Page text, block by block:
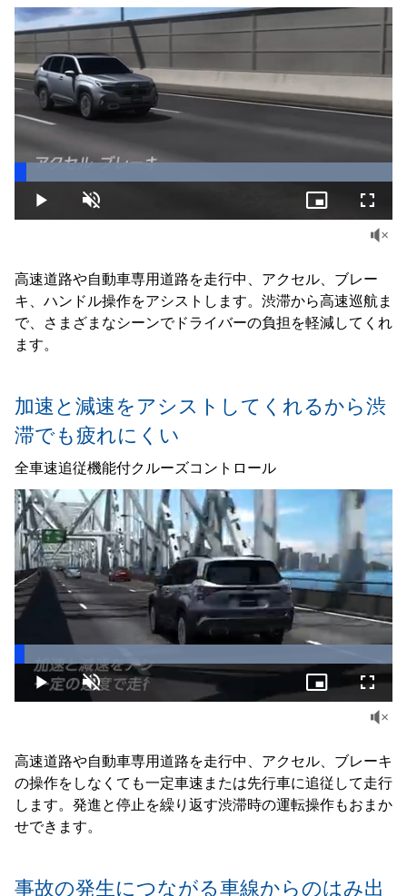
高速道路や自動車専用道路を走行中、アクセル、ブレー
キ、ハンドル操作をアシストします。渋滞から高速巡航ま
で、さまざまなシーンでドライバーの負担を軽減してくれ
ます。
Play Unmute
100.00%
Picture-
in-
加速と減速をアシストしてくれるから渋
滞でも疲れにくい
全車速追従機能付クルーズコントロール
高速道路や自動車専用道路を走行中、アクセル、ブレーキ
の操作をしなくても一定車速または先行車に追従して走行
します。発進と停止を繰り返す渋滞時の運転操作もおまか
せできます。
Play Unmute
100.00%
Picture-
in-
事故の発生につながる車線からのはみ出